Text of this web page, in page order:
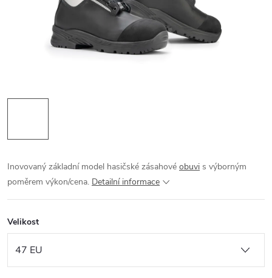
Inovovaný základní model hasičské zásahové obuvi s výborným
poměrem výkon/cena. Detailní informace
Velikost